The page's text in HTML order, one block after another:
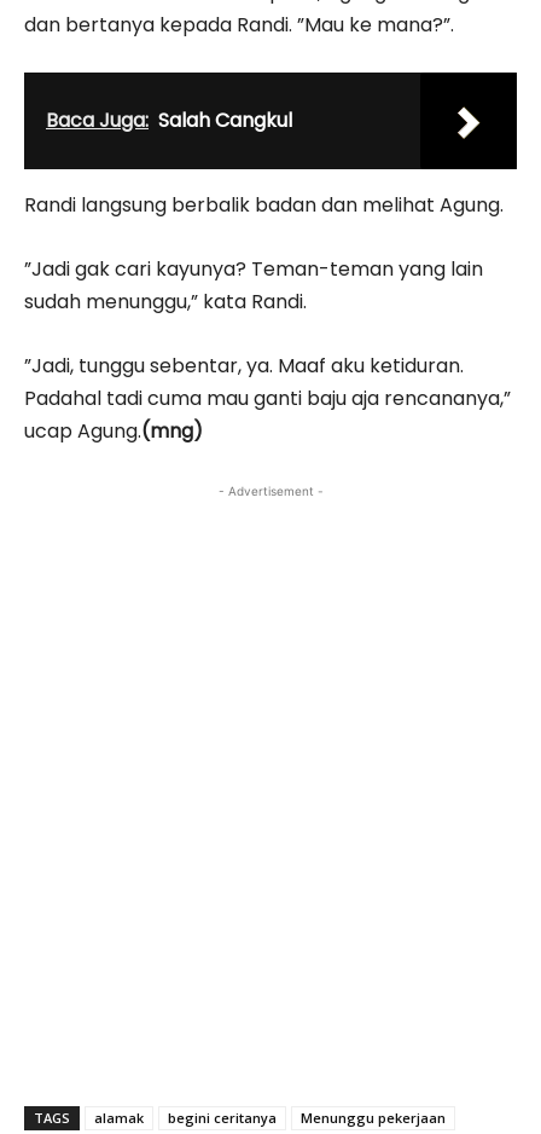
dan bertanya kepada Randi. ”Mau ke mana?”.
Baca Juga: Salah Cangkul
Randi langsung berbalik badan dan melihat Agung.
”Jadi gak cari kayunya? Teman-teman yang lain
sudah menunggu,” kata Randi.
”Jadi, tunggu sebentar, ya. Maaf aku ketiduran.
Padahal tadi cuma mau ganti baju aja rencananya,”
ucap Agung.(mng)
- Advertisement -
TAGS alamak begini ceritanya Menunggu pekerjaan